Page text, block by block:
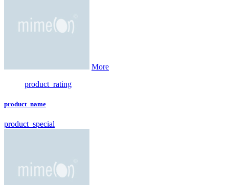
More
product_rating
product_name
product_special